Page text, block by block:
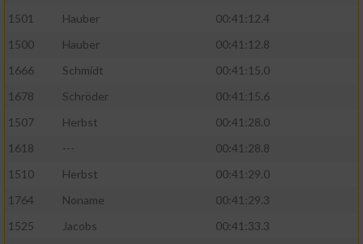
1501
Hauber
00:41:12.4
1500
Hauber
00:41:12.8
1666
Schmidt
00:41:15.0
1678
Schröder
00:41:15.6
1507
Herbst
00:41:28.0
1618
---
00:41:28.8
1510
Herbst
00:41:29.0
1764
Noname
00:41:29.3
1525
Jacobs
00:41:33.3